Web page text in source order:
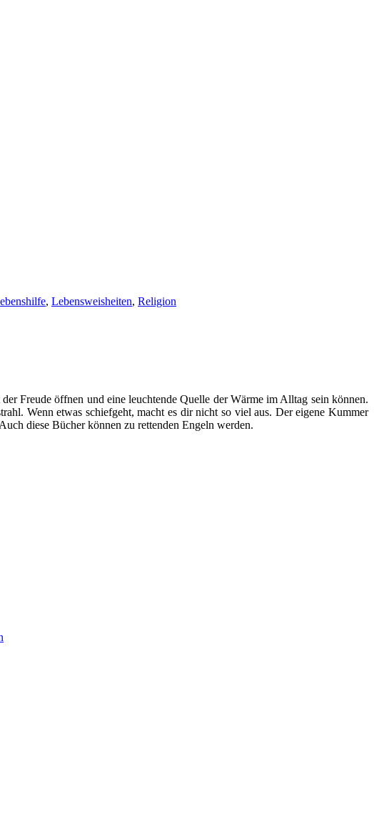
, Lebensweisheiten, Religion
Freude öffnen und eine leuchtende Quelle der Wärme im Alltag sein können.
Wenn etwas schiefgeht, macht es dir nicht so viel aus. Der eigene Kummer
diese Bücher können zu rettenden Engeln werden.